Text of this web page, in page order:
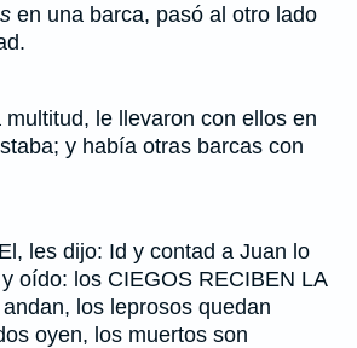
en una barca, pasó al otro lado
le llevaron con ellos en
y había otras barcas con
les dijo: Id y contad a Juan lo
oído: los CIEGOS RECIBEN LA
los leprosos quedan
oyen, los muertos son